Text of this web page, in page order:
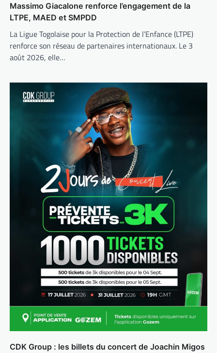
Massimo Giacalone renforce l’engagement de la
LTPE, MAED et SMPDD
La Ligue Togolaise pour la Protection de l’Enfance (LTPE)
renforce son réseau de partenaires internationaux. Le 3
août 2026, elle…
CDK Group : les billets du concert de Joachin Migos